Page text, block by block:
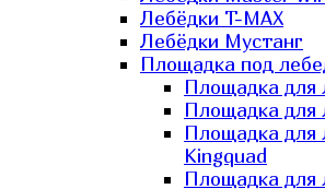
Лебёдки T-MAX
Лебёдки Мустанг
Площадка под
Площадка для
Площадка для
Площадка для
Kingquad
Площадка для